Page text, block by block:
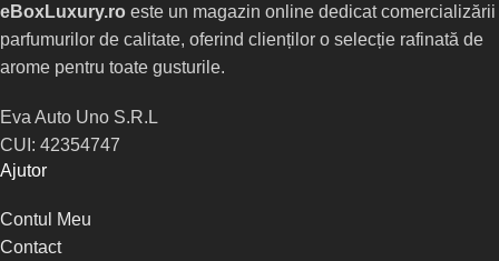
eBoxLuxury.ro este un magazin online dedicat comercializării
parfumurilor de calitate, oferind clienților o selecție rafinată de
arome pentru toate gusturile.
Eva Auto Uno S.R.L
CUI: 42354747
Ajutor
Contul Meu
Contact